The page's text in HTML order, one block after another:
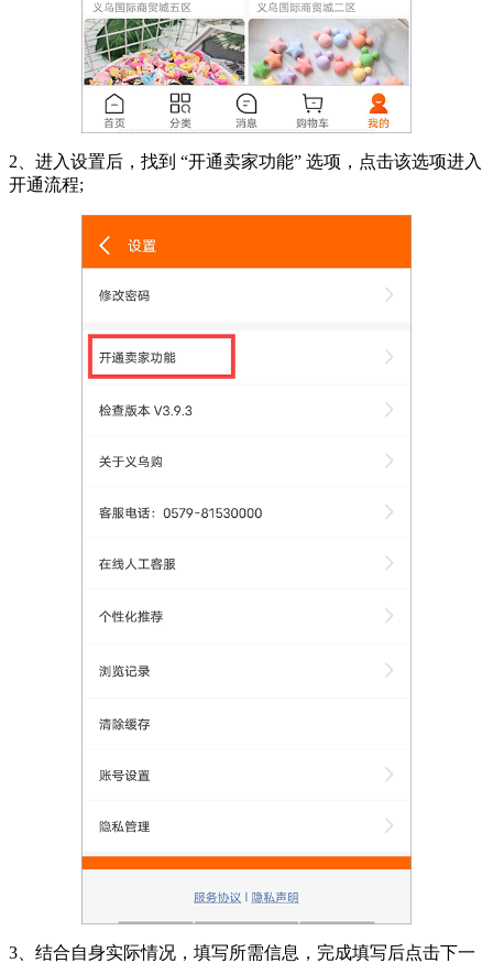
2、进入设置后，找到 “开通卖家功能” 选项，点击该选项进入
开通流程;
3、结合自身实际情况，填写所需信息，完成填写后点击下一